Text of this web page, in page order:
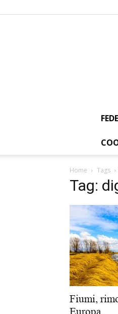
Home Tags
Tag:
Fiumi,
Europa